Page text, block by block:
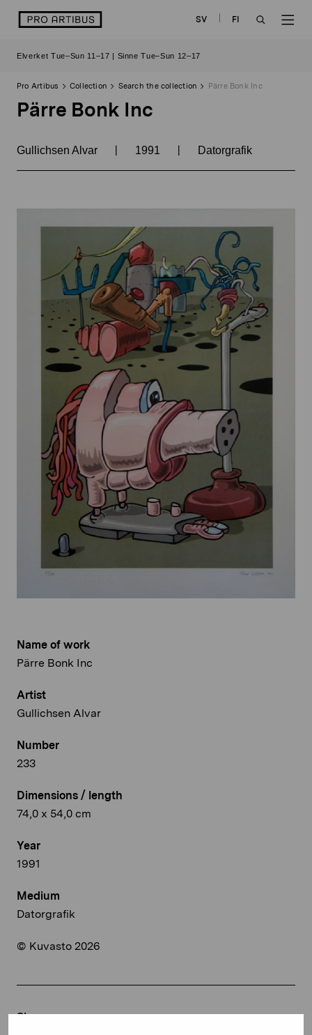
logo SV
FI
Elverket Tue–Sun 11–17 | Sinne Tue–Sun 12–17
Pro Artibus Collection Search the collection Pärre Bonk Inc
Pärre Bonk Inc
Gullichsen Alvar | 1991 | Datorgrafik
Name of work
Pärre Bonk Inc
Artist
Gullichsen Alvar
Number
233
Dimensions / length
74,0 x 54,0 cm
Year
1991
Medium
Datorgrafik
© Kuvasto 2026
Share: